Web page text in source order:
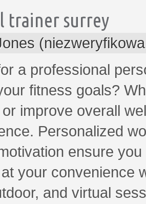
trainer surrey
a professional
fitness goals?
improve overall
Personalized
ensure
your convenience
and virtual